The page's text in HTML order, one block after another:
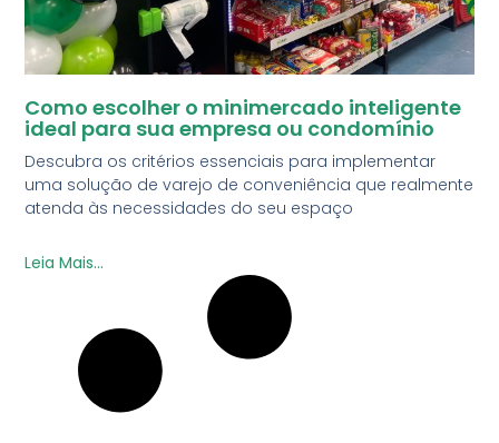
Como escolher o minimercado inteligente
ideal para sua empresa ou condomínio
Descubra os critérios essenciais para implementar
uma solução de varejo de conveniência que realmente
atenda às necessidades do seu espaço
Leia Mais...